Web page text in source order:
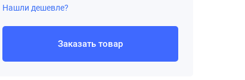
Нашли дешевле?
Заказать товар